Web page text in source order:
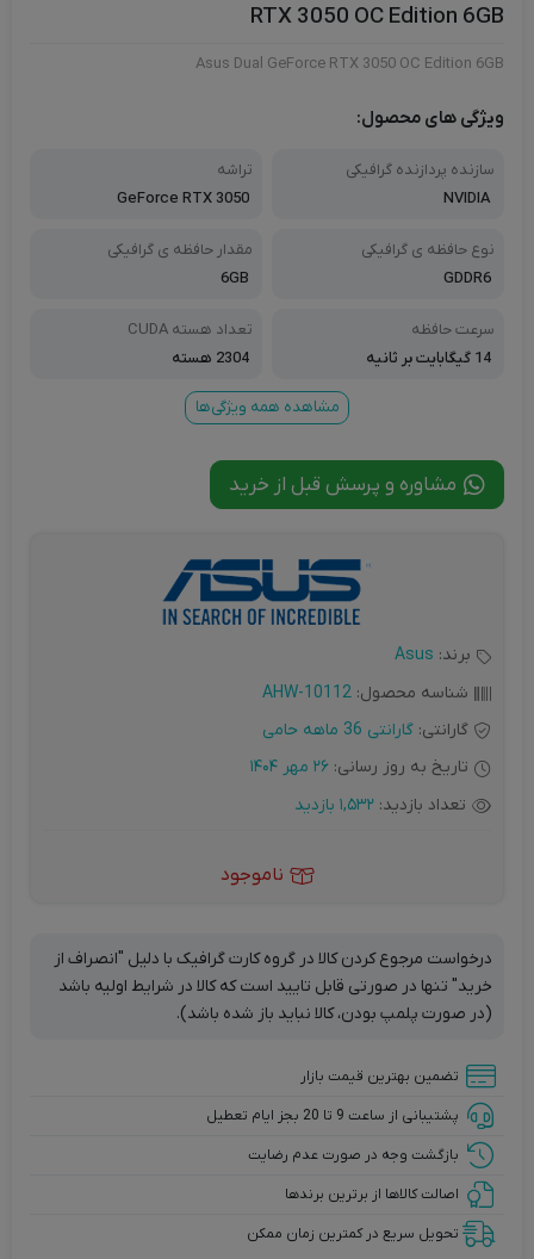
RTX 3050 OC Edition 6GB
Asus Dual GeForce RTX 3050 OC Edition 6GB
ویژگی های محصول:
سازنده پردازنده گرافیکی
NVIDIA
تراشه
GeForce RTX 3050
نوع حافظه ی گرافیکی
GDDR6
مقدار حافظه ی گرافیکی
6GB
سرعت حافظه
14 گیگابایت بر ثانیه
تعداد هسته CUDA
2304 هسته
مشاهده همه ویژگی‌ها
مشاوره و پرسش قبل از خرید
برند: Asus
شناسه محصول: AHW-10112
گارانتی: گارانتی 36 ماهه حامی
تاریخ به روز رسانی: 26 مهر 1404
تعداد بازدید: 1,532 بازدید
ناموجود
درخواست مرجوع کردن کالا در گروه کارت گرافیک با دلیل "انصراف از
خرید" تنها در صورتی قابل تایید است که کالا در شرایط اولیه باشد
(در صورت پلمپ بودن، کالا نباید باز شده باشد).
تضمین بهترین قیمت بازار
پشتیبانی از ساعت 9 تا 20 بجز ایام تعطیل
بازگشت وجه در صورت عدم رضایت
اصالت کالاها از برترین برندها
تحویل سریع در کمترین زمان ممکن